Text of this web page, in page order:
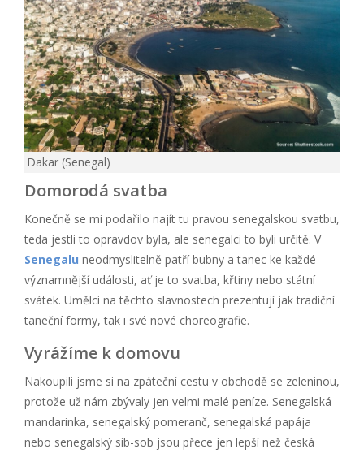
Dakar (Senegal)
Domorodá svatba
Konečně se mi podařilo najít tu pravou senegalskou svatbu,
teda jestli to opravdov byla, ale senegalci to byli určitě. V
Senegalu neodmyslitelně patří bubny a tanec ke každé
významnější události, ať je to svatba, křtiny nebo státní
svátek. Umělci na těchto slavnostech prezentují jak tradiční
taneční formy, tak i své nové choreografie.
Vyrážíme k domovu
Nakoupili jsme si na zpáteční cestu v obchodě se zeleninou,
protože už nám zbývaly jen velmi malé peníze. Senegalská
mandarinka, senegalský pomeranč, senegalská papája
nebo senegalský sib-sob jsou přece jen lepší než česká